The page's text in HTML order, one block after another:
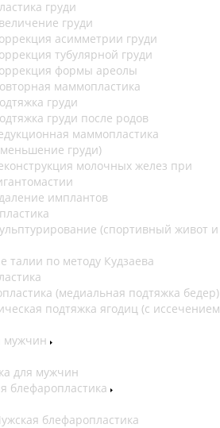
груди
груди
асимметрии груди
тубулярной груди
формы ареолы
маммопластика
груди
груди после родов
маммопластика
груди)
молочных желез при
имплантов
(спортивный живот и
талии по методу Кудзаева
(медиальная подтяжка бедер)
подтяжка ягодиц (с иссечением
мужчин
для мужчин
блефаропластика
блефаропластика